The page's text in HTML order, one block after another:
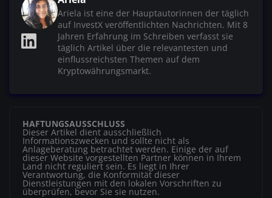
Ariela ist eine der Hauptautorinnen der täglich
auf InvestX veröffentlichten Nachrichten. Mit 8
Jahren Erfahrung im Schreiben verfasst sie
täglich Artikel über die relevantesten und
einflussreichsten Themen auf dem
Kryptowährungsmarkt.
HAFTUNGSAUSSCHLUSS
Dieser Artikel dient ausschließlich
Informationszwecken und sollte nicht als
Anlageberatung betrachtet werden. Einige der auf
dieser Website vorgestellten Partner können in Ihrem
Land nicht reguliert sein. Es liegt in Ihrer
Verantwortung, die Konformität dieser
Dienstleistungen mit den lokalen Vorschriften zu
überprüfen, bevor Sie sie nutzen.